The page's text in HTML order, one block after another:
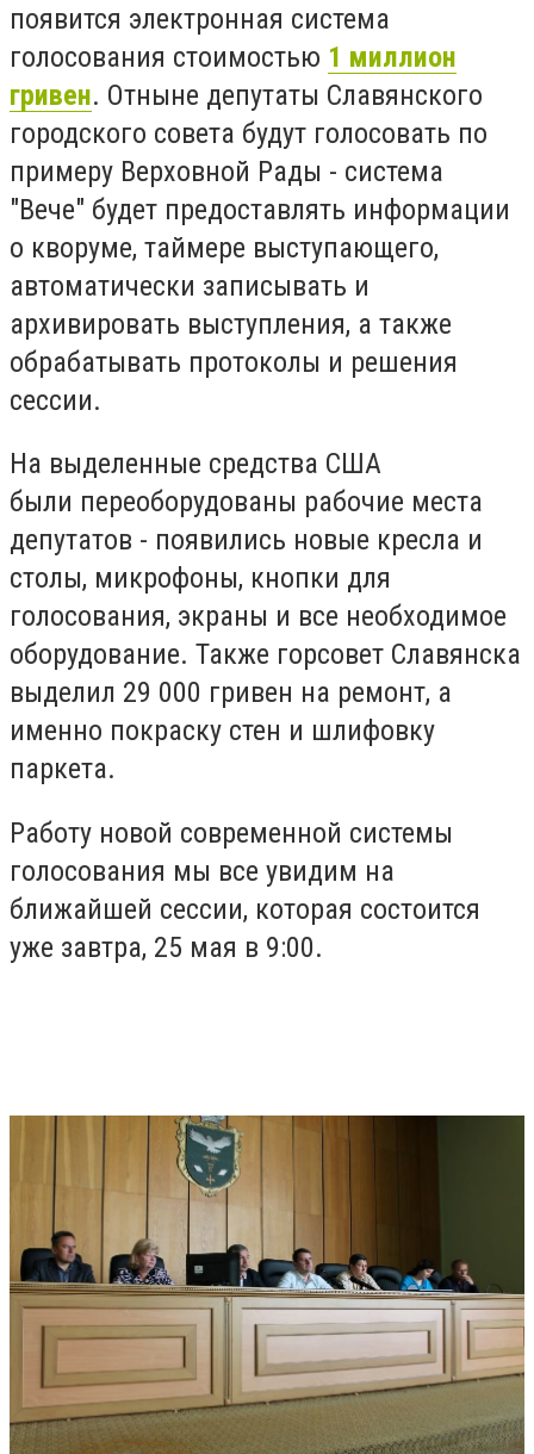
появится электронная система
голосования стоимостью 1 миллион
гривен. Отныне депутаты Славянского
городского совета будут голосовать по
примеру Верховной Рады - система
"Вече" будет предоставлять информации
о кворуме, таймере выступающего,
автоматически записывать и
архивировать выступления, а также
обрабатывать протоколы и решения
сессии.
На выделенные средства США
были переоборудованы рабочие места
депутатов - появились новые кресла и
столы, микрофоны, кнопки для
голосования, экраны и все необходимое
оборудование. Также горсовет Славянска
выделил 29 000 гривен на ремонт, а
именно покраску стен и шлифовку
паркета.
Работу новой современной системы
голосования мы все увидим на
ближайшей сессии, которая состоится
уже завтра, 25 мая в 9:00.